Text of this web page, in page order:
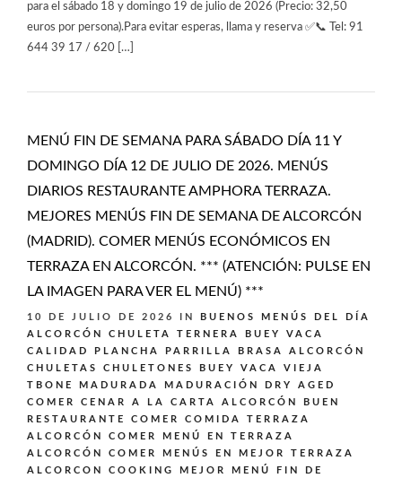
para el sábado 18 y domingo 19 de julio de 2026 (Precio: 32,50
euros por persona).Para evitar esperas, llama y reserva ✅📞 Tel: 91
644 39 17 / 620 […]
MENÚ FIN DE SEMANA PARA SÁBADO DÍA 11 Y
DOMINGO DÍA 12 DE JULIO DE 2026. MENÚS
DIARIOS RESTAURANTE AMPHORA TERRAZA.
MEJORES MENÚS FIN DE SEMANA DE ALCORCÓN
(MADRID). COMER MENÚS ECONÓMICOS EN
TERRAZA EN ALCORCÓN. *** (ATENCIÓN: PULSE EN
LA IMAGEN PARA VER EL MENÚ) ***
10 DE JULIO DE 2026 IN
BUENOS MENÚS DEL DÍA
ALCORCÓN
CHULETA TERNERA BUEY VACA
CALIDAD PLANCHA PARRILLA BRASA ALCORCÓN
CHULETAS CHULETONES BUEY VACA VIEJA
TBONE MADURADA MADURACIÓN DRY AGED
COMER CENAR A LA CARTA ALCORCÓN BUEN
RESTAURANTE
COMER COMIDA TERRAZA
ALCORCÓN
COMER MENÚ EN TERRAZA
ALCORCÓN
COMER MENÚS EN MEJOR TERRAZA
ALCORCON
COOKING
MEJOR MENÚ FIN DE